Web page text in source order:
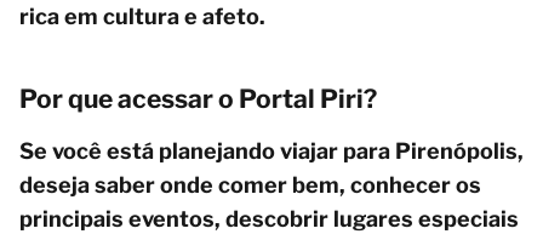
rica em cultura e afeto.
Por que acessar o Portal Piri?
Se você está planejando viajar para Pirenópolis,
deseja saber onde comer bem, conhecer os
principais eventos, descobrir lugares especiais